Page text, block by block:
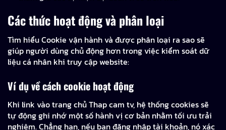
Các thức hoạt động và phân loại
Tìm hiểu Cookie vận hành và được phân loại ra sao sẽ
giúp người dùng chủ động hơn trong việc kiểm soát dữ
liệu cá nhân khi truy cập website:
Ví dụ về cách cookie hoạt động
Khi link vào trang chủ Thap cam tv, hệ thống cookies sẽ
tự động ghi nhớ một số hành vị cơ bản nhằm tối ưu trải
nghiệm. Chẳng hạn, nếu bạn đăng nhập tài khoản, nó xác